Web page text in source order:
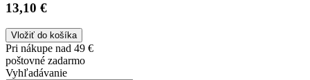
13,10 €
Vložiť do košíka
Pri nákupe nad 49 €
poštovné zadarmo
Vyhľadávanie